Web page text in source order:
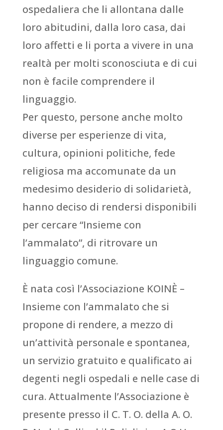
ospedaliera che li allontana dalle
loro abitudini, dalla loro casa, dai
loro affetti e li porta a vivere in una
realtà per molti sconosciuta e di cui
non è facile comprendere il
linguaggio.
Per questo, persone anche molto
diverse per esperienze di vita,
cultura, opinioni politiche, fede
religiosa ma accomunate da un
medesimo desiderio di solidarietà,
hanno deciso di rendersi disponibili
per cercare “Insieme con
l’ammalato”, di ritrovare un
linguaggio comune.
È nata così l’Associazione KOINÈ –
Insieme con l’ammalato che si
propone di rendere, a mezzo di
un’attività personale e spontanea,
un servizio gratuito e qualificato ai
degenti negli ospedali e nelle case di
cura. Attualmente l’Associazione è
presente presso il C. T. O. della A. O.